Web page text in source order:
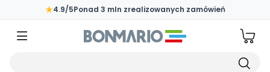
Przejdź do głównej zawartości strony
★4.9/5Ponad 3 mln zrealizowanych zamówień